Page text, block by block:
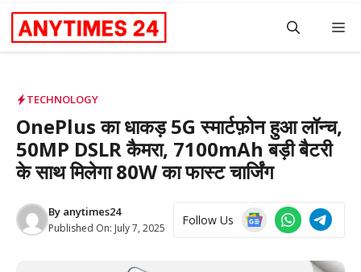
Skip
content
TECHNOLOGY
OnePlus का धाकड़ 5G स्मार्टफ़ोन हुआ लॉन्च,
50MP DSLR कैमरा, 7100mAh बड़ी बैटरी
के साथ मिलेगा 80W का फास्ट चार्जिंग
By anytimes24
Published On: July 7, 2025
Follow Us